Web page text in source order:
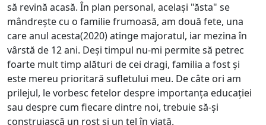
să revină acasă. În plan personal, același "ăsta" se
mândrește cu o familie frumoasă, am două fete, una
care anul acesta(2020) atinge majoratul, iar mezina în
vârstă de 12 ani. Deși timpul nu-mi permite să petrec
foarte mult timp alături de cei dragi, familia a fost și
este mereu prioritară sufletului meu. De câte ori am
prilejul, le vorbesc fetelor despre importanța educației
sau despre cum fiecare dintre noi, trebuie să-și
construiască un rost și un țel în viață.